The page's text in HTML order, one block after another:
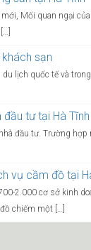
Mối quan ngại
sạn
lịch quốc tế và
tư tại Hà Tĩnh
đầu tư. Trường
vụ cầm đồ tại
2.000 cơ sở kinh
chiếm một […]